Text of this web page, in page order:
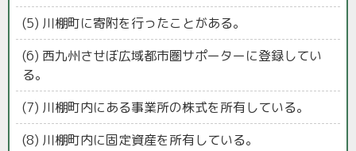
(5) 川棚町に寄附を行ったことがある。
(6) 西九州させぼ広域都市圏サポーターに登録してい
る。
(7) 川棚町内にある事業所の株式を所有している。
(8) 川棚町内に固定資産を所有している。